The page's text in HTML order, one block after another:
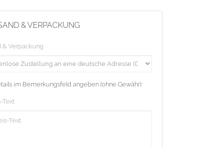
& VERPACKUNG
& Verpackung
im Bemerkungsfeld angeben (ohne Gewähr):
Text